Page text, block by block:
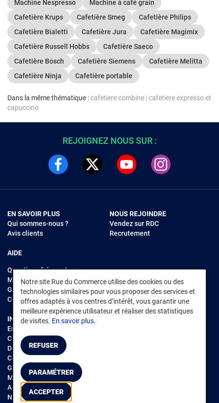
Machine Nespresso
Machine à café grain
Cafetière Krups
Cafetière Smeg
Cafetière Philips
Cafetière Bialetti
Cafetière Jura
Cafetière Magimix
Cafetière Russell Hobbs
Cafetière Saeco
Cafetière Bosch
Cafetière Siemens
Cafetière Melitta
Cafetière Ninja
Cafetière portable
Dans la même thématique :cafetiere combine | cafetiere expresso et
capuccino
Notre site Rue du Commerce utilise des cookies ou des
technologies similaires pour vous proposer des services et
offres adaptés à vos centres d’intérêt, vous garantir une
meilleure expérience utilisateur et réaliser des statistiques
de visites. En savoir plus.
REFUSER
PARAMÉTRER
ACCEPTER
REJOIGNEZ NOUS SUR :
EN SAVOIR PLUS
Qui sommes-nous ?
Avis clients
AIDE
Questions fréquentes
Modes de règlements
Garantie et retours
Contacter Rue du Commerce
NOUS REJOINDRE
Vendez sur RDC
Recrutement
INFORMATIONS LÉGALES
Environnement
CGV /CGU Marketplace
Données personnelles
Cookies
Gérer mes cookies
Mentions légales
Accessibilité : non conforme
Notice d'accessibilité